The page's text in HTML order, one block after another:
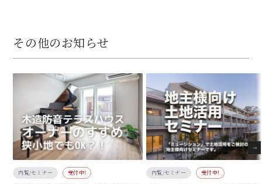
その他のお知らせ
内覧/セミナー 受付中! 内覧/セミナー 受付中!